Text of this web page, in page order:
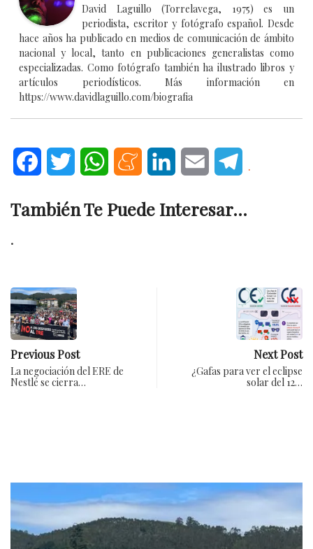
David Laguillo (Torrelavega, 1975) es un
periodista, escritor y fotógrafo español. Desde
hace años ha publicado en medios de comunicación de ámbito
nacional y local, tanto en publicaciones generalistas como
especializadas. Como fotógrafo también ha ilustrado libros y
artículos periodísticos. Más información en
https://www.davidlaguillo.com/biografia
FacebookTwitter WhatsAppMeneameLinkedInEmail .
También Te Puede Interesar...
.
Previous Post
La negociación del ERE de
Nestlé se cierra…
Next Post
¿Gafas para ver el eclipse
solar del 12…